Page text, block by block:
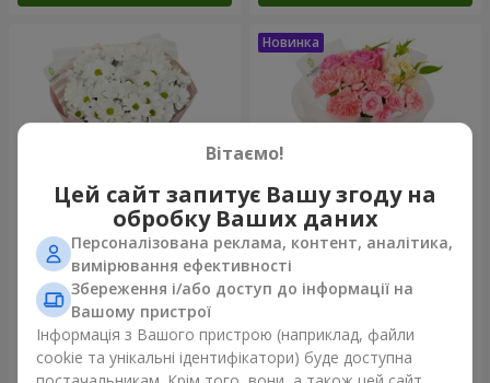
Букет "White happiness"
999 грн
Замовити
Букет "Рожевий зефір"
Замовити
Вітаємо!
Цей сайт запитує Вашу згоду на
обробку Ваших даних
Персоналізована реклама, контент, аналітика,
вимірювання ефективності
Збереження і/або доступ до інформації на
Вашому пристрої
Інформація з Вашого пристрою (наприклад, файли
cookie та унікальні ідентифікатори) буде доступна